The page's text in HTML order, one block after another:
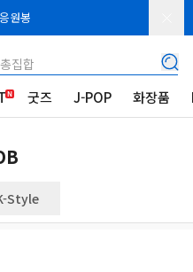
원봉
집합
굿즈 J-POP 화장품
Style